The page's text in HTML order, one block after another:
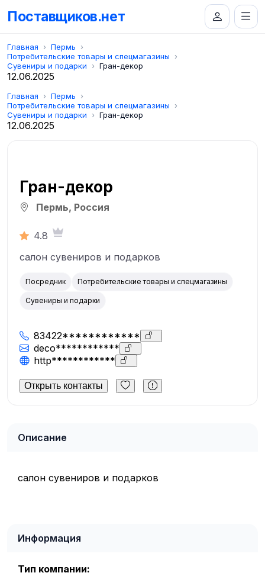
Поставщиков.нет
Главная
Пермь
Потребительские товары и спецмагазины
Сувениры и подарки
Гран-декор
12.06.2025
Главная
Пермь
Потребительские товары и спецмагазины
Сувениры и подарки
Гран-декор
12.06.2025
Гран-декор
Пермь, Россия
4.8
салон сувениров и подарков
Посредник Потребительские товары и спецмагазины
Сувениры и подарки
83422************
deco************
http************
Открыть контакты
Описание
салон сувениров и подарков
Информация
Тип компании: